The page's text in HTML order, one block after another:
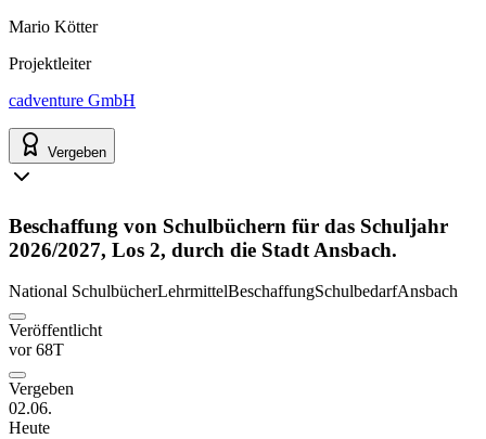
Mario Kötter
Projektleiter
cadventure GmbH
Vergeben
Beschaffung von Schulbüchern für das Schuljahr
2026/2027, Los 2, durch die Stadt Ansbach.
National SchulbücherLehrmittelBeschaffungSchulbedarfAnsbach
Veröffentlicht
vor 68T
Vergeben
02.06.
Heute